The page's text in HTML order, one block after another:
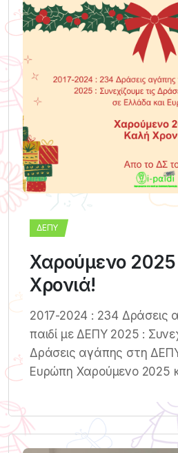
ΔΕΠΥ
Χαρούμενο 2025
Χρονιά!
2017-2024 : 234 Δράσεις
παιδί με ΔΕΠΥ 2025 :
Δράσεις αγάπης στη
Ευρώπη Χαρούμενο 2025